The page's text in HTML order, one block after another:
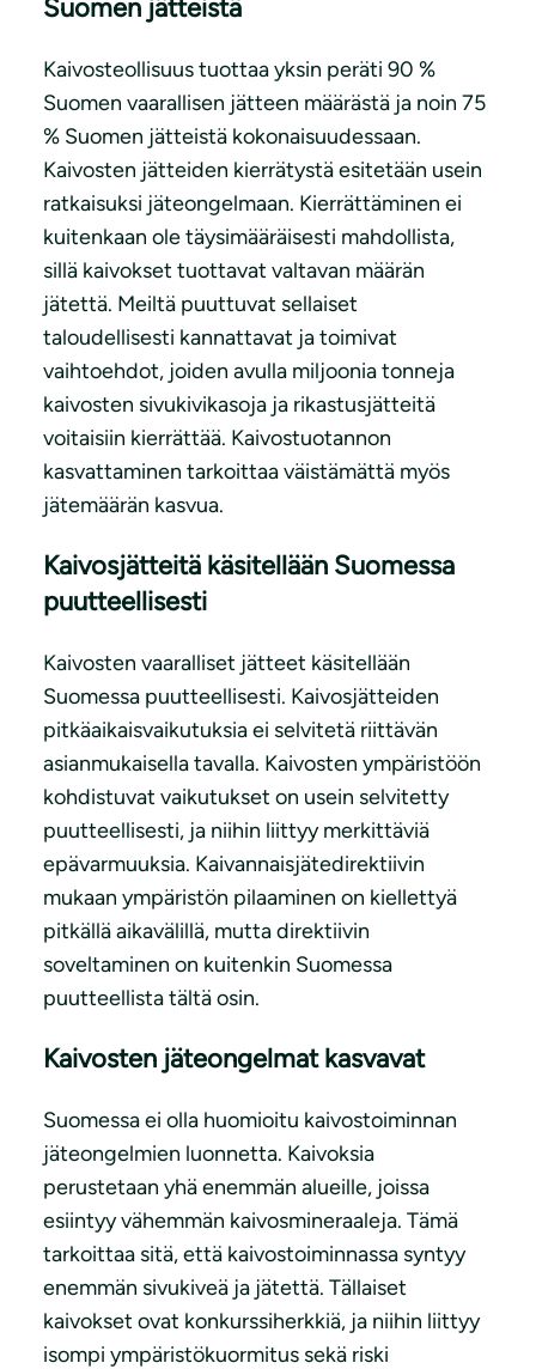
Suomen jätteistä
Kaivosteollisuus tuottaa yksin peräti 90 %
Suomen vaarallisen jätteen määrästä ja noin 75
% Suomen jätteistä kokonaisuudessaan.
Kaivosten jätteiden kierrätystä esitetään usein
ratkaisuksi jäteongelmaan. Kierrättäminen ei
kuitenkaan ole täysimääräisesti mahdollista,
sillä kaivokset tuottavat valtavan määrän
jätettä. Meiltä puuttuvat sellaiset
taloudellisesti kannattavat ja toimivat
vaihtoehdot, joiden avulla miljoonia tonneja
kaivosten sivukivikasoja ja rikastusjätteitä
voitaisiin kierrättää. Kaivostuotannon
kasvattaminen tarkoittaa väistämättä myös
jätemäärän kasvua.
Kaivosjätteitä käsitellään Suomessa
puutteellisesti
Kaivosten vaaralliset jätteet käsitellään
Suomessa puutteellisesti. Kaivosjätteiden
pitkäaikaisvaikutuksia ei selvitetä riittävän
asianmukaisella tavalla. Kaivosten ympäristöön
kohdistuvat vaikutukset on usein selvitetty
puutteellisesti, ja niihin liittyy merkittäviä
epävarmuuksia. Kaivannaisjätedirektiivin
mukaan ympäristön pilaaminen on kiellettyä
pitkällä aikavälillä, mutta direktiivin
soveltaminen on kuitenkin Suomessa
puutteellista tältä osin.
Kaivosten jäteongelmat kasvavat
Suomessa ei olla huomioitu kaivostoiminnan
jäteongelmien luonnetta. Kaivoksia
perustetaan yhä enemmän alueille, joissa
esiintyy vähemmän kaivosmineraaleja. Tämä
tarkoittaa sitä, että kaivostoiminnassa syntyy
enemmän sivukiveä ja jätettä. Tällaiset
kaivokset ovat konkurssiherkkiä, ja niihin liittyy
isompi ympäristökuormitus sekä riski